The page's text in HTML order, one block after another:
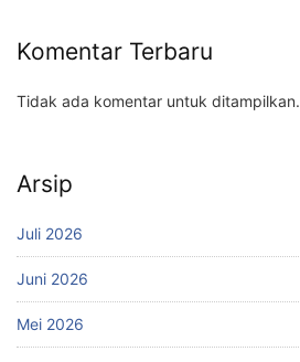
Komentar Terbaru
Tidak ada komentar untuk ditampilkan.
Arsip
Juli 2026
Juni 2026
Mei 2026